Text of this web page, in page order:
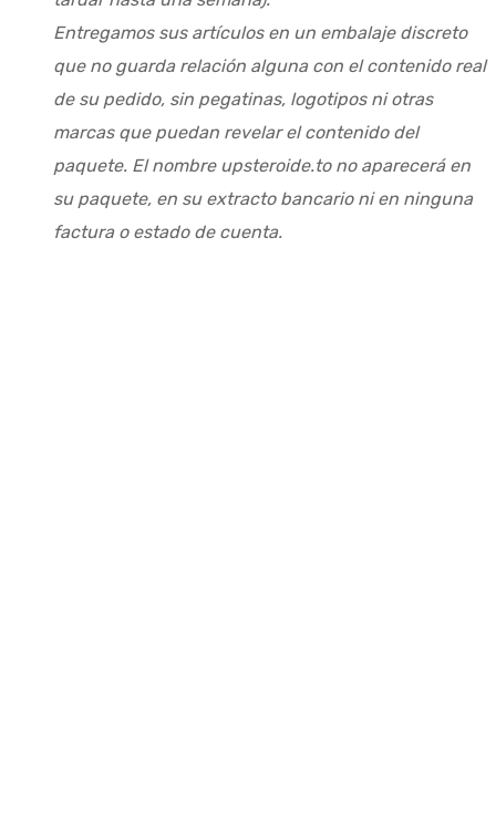
Entregamos sus artículos en un embalaje discreto
que no guarda relación alguna con el contenido real
de su pedido, sin pegatinas, logotipos ni otras
marcas que puedan revelar el contenido del
paquete. El nombre upsteroide.to no aparecerá en
su paquete, en su extracto bancario ni en ninguna
factura o estado de cuenta.